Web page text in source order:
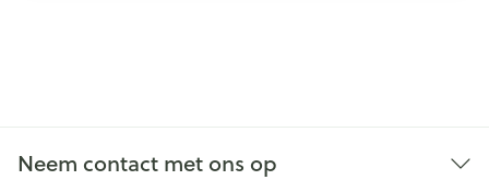
Neem contact met ons op